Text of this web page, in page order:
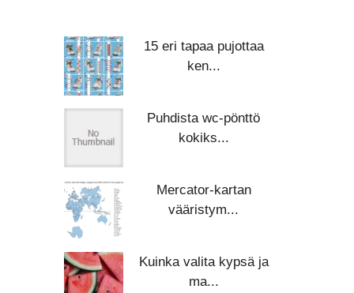
15 eri tapaa pujottaa
ken...
Puhdista wc-pönttö
kokiks...
Mercator-kartan
vääristym...
Kuinka valita kypsä ja
ma...